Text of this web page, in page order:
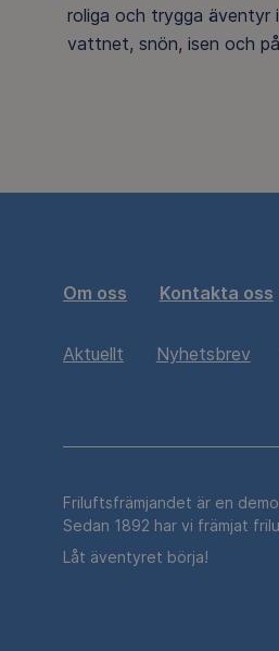
roliga och trygga äventyr
vattnet, snön, isen och
Om oss Kontakta oss
Aktuellt Nyhetsbrev
Friluftsfrämjandet är en
Sedan 1892 har vi främjat
Låt äventyret börja!